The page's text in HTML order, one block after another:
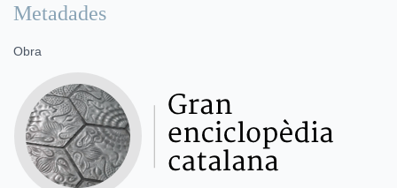
Metadades
Obra